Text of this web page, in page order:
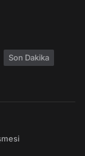
Son Dakika